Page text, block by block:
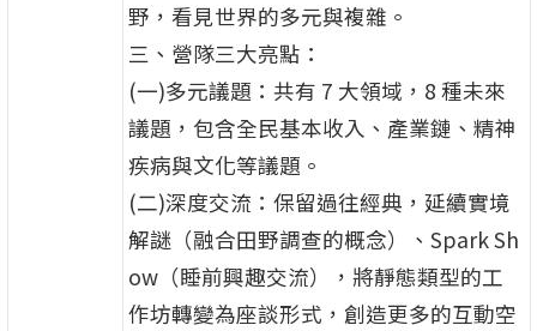
野，看見世界的多元與複雜。
三、營隊三大亮點：
(一)多元議題：共有 7 大領域，8 種未來
議題，包含全民基本收入、產業鏈、精神
疾病與文化等議題。
(二)深度交流：保留過往經典，延續實境
解謎（融合田野調查的概念）、Spark Sh
ow（睡前興趣交流），將靜態類型的工
作坊轉變為座談形式，創造更多的互動空